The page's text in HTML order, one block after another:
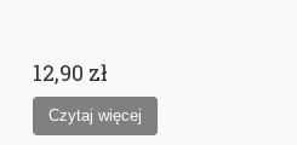
12,90 zł